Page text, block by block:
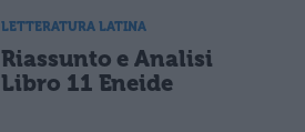
LETTERATURA LATINA
Riassunto e Analisi
Libro 11 Eneide